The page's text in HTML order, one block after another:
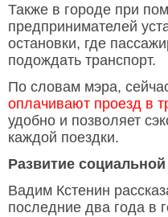
Также в городе при
предпринимателей
остановки, где
подождать транспорт.
По словам мэра,
оплачивают проезд в
удобно и позволяет
каждой поездки.
Развитие
Вадим Кстенин
последние два года в